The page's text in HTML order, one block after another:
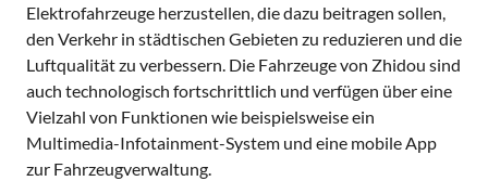
Elektrofahrzeuge herzustellen, die dazu beitragen sollen,
den Verkehr in städtischen Gebieten zu reduzieren und die
Luftqualität zu verbessern. Die Fahrzeuge von Zhidou sind
auch technologisch fortschrittlich und verfügen über eine
Vielzahl von Funktionen wie beispielsweise ein
Multimedia-Infotainment-System und eine mobile App
zur Fahrzeugverwaltung.